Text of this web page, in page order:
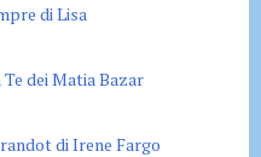
di Lisa
dei Matia Bazar
di Irene Fargo